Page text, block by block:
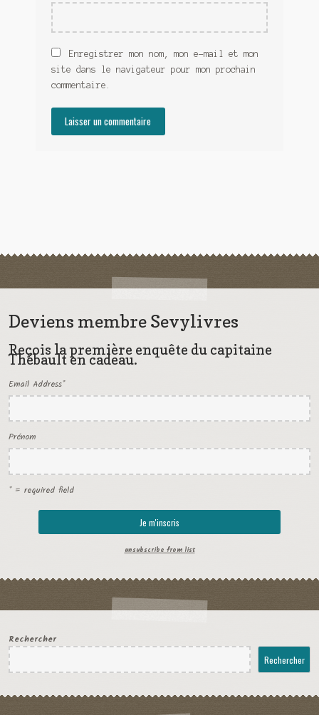
Enregistrer mon nom, mon e-mail et mon
site dans le navigateur pour mon prochain
commentaire.
Deviens membre Sevylivres
Reçois la première enquête du capitaine
Thébault en cadeau.
Email Address*
Prénom
* = required field
unsubscribe from list
Rechercher
Rechercher